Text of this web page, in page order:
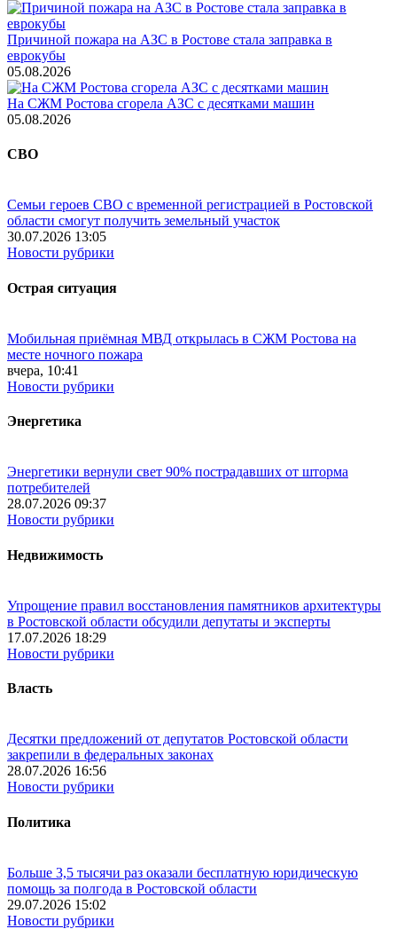
Причиной пожара на АЗС в Ростове стала заправка в
еврокубы
05.08.2026
На СЖМ Ростова сгорела АЗС с десятками машин
05.08.2026
СВО
Семьи героев СВО с временной регистрацией в Ростовской
области смогут получить земельный участок
30.07.2026 13:05
Новости рубрики
Острая ситуация
Мобильная приёмная МВД открылась в СЖМ Ростова на
месте ночного пожара
вчера, 10:41
Новости рубрики
Энергетика
Энергетики вернули свет 90% пострадавших от шторма
потребителей
28.07.2026 09:37
Новости рубрики
Недвижимость
Упрощение правил восстановления памятников архитектуры
в Ростовской области обсудили депутаты и эксперты
17.07.2026 18:29
Новости рубрики
Власть
Десятки предложений от депутатов Ростовской области
закрепили в федеральных законах
28.07.2026 16:56
Новости рубрики
Политика
Больше 3,5 тысячи раз оказали бесплатную юридическую
помощь за полгода в Ростовской области
29.07.2026 15:02
Новости рубрики